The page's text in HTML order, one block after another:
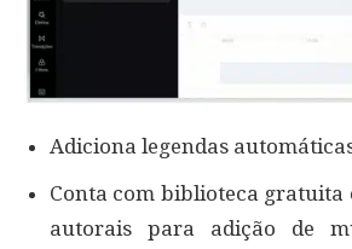
Adiciona legendas
Conta com biblioteca gratuita
autorais para adição de